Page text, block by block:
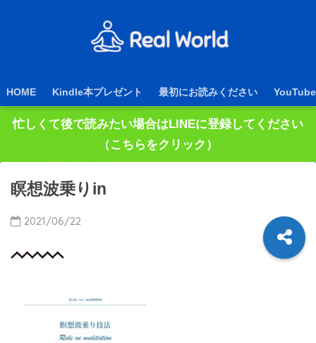
HOME Kindle本プレゼント 最初にお読みください YouTube
忙しくて後で読みたい場合はLINEに登録してください
（こちらをクリック）
瞑想波乗りin
2021/06/22